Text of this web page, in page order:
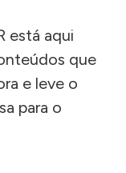
está aqui
que
e leve o
para o